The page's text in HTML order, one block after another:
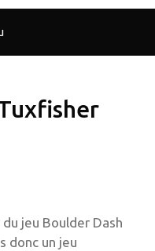
jeu Boulder Dash
donc un jeu